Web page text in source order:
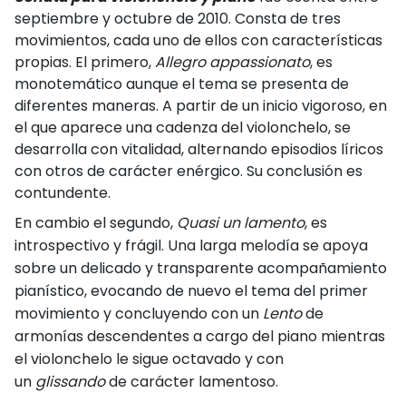
septiembre y octubre de 2010. Consta de tres
movimientos, cada uno de ellos con características
propias. El primero,Allegro appassionato, es
monotemático aunque el tema se presenta de
diferentes maneras. A partir de un inicio vigoroso, en
el que aparece una cadenza del violonchelo, se
desarrolla con vitalidad, alternando episodios líricos
con otros de carácter enérgico. Su conclusión es
contundente.
En cambio el segundo, Quasi un lamento, es
introspectivo y frágil. Una larga melodía se apoya
sobre un delicado y transparente acompañamiento
pianístico, evocando de nuevo el tema del primer
movimiento y concluyendo con un Lentode
armonías descendentes a cargo del piano mientras
el violonchelo le sigue octavado y con
un glissandode carácter lamentoso.